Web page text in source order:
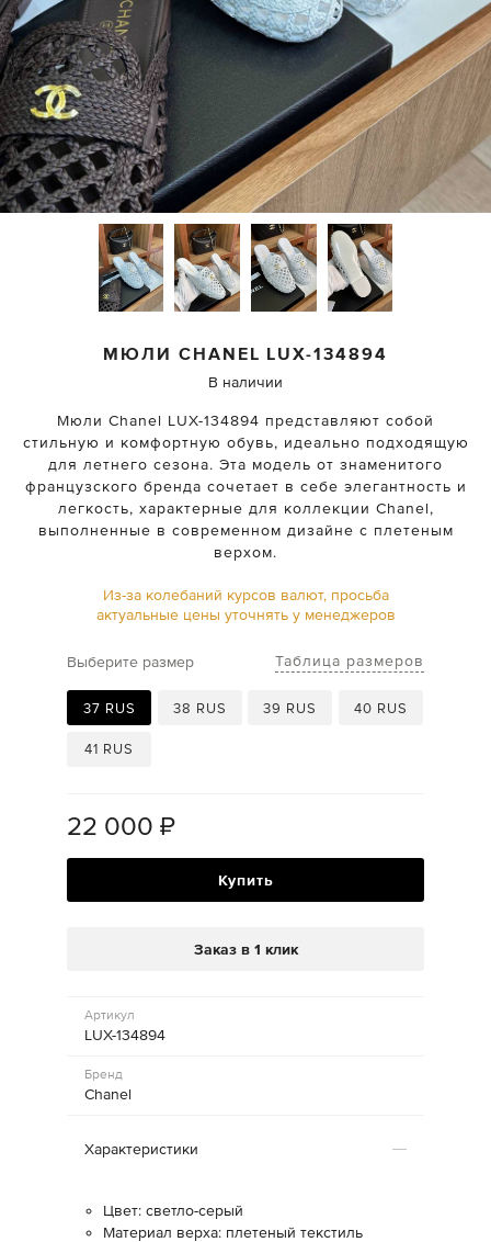
МЮЛИ CHANEL LUX-134894
В наличии
Мюли Chanel LUX-134894 представляют собой
стильную и комфортную обувь, идеально подходящую
для летнего сезона. Эта модель от знаменитого
французского бренда сочетает в себе элегантность и
легкость, характерные для коллекции Chanel,
выполненные в современном дизайне с плетеным
верхом.
Из-за колебаний курсов валют, просьба
актуальные цены уточнять у менеджеров
Выберите размер Таблица размеров
37 RUS 38 RUS 39 RUS 40 RUS
41 RUS
22 000 ₽
Купить
Заказ в 1 клик
Артикул
LUX-134894
Бренд
Chanel
Характеристики
Цвет: светло-серый
Материал верха: плетеный текстиль